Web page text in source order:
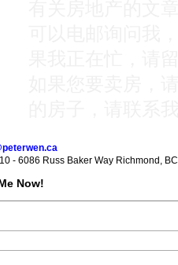
- 6086 Russ Baker Way Richmond, BC
Now!